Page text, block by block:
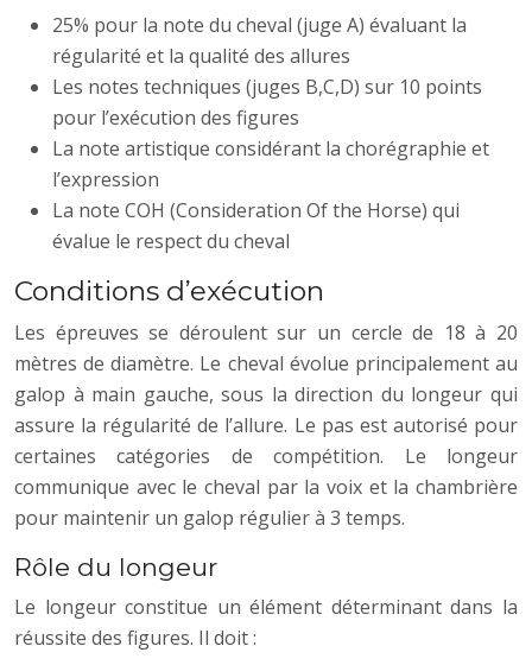
25% pour la note du cheval (juge A) évaluant la
régularité et la qualité des allures
Les notes techniques (juges B,C,D) sur 10 points
pour l’exécution des figures
La note artistique considérant la chorégraphie et
l’expression
La note COH (Consideration Of the Horse) qui
évalue le respect du cheval
Conditions d’exécution
Les épreuves se déroulent sur un cercle de 18 à 20
mètres de diamètre. Le cheval évolue principalement au
galop à main gauche, sous la direction du longeur qui
assure la régularité de l’allure. Le pas est autorisé pour
certaines catégories de compétition. Le longeur
communique avec le cheval par la voix et la chambrière
pour maintenir un galop régulier à 3 temps.
Rôle du longeur
Le longeur constitue un élément déterminant dans la
réussite des figures. Il doit :